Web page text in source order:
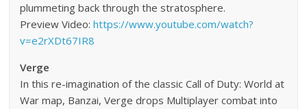
plummeting back through the stratosphere.
Preview Video:https://www.youtube.com/watch?
v=e2rXDt67IR8
Verge
In this re-imagination of the classic Call of Duty: World at
War map, Banzai, Verge drops Multiplayer combat into